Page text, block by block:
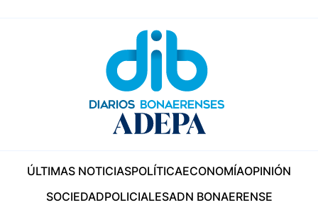
ÚLTIMAS NOTICIASPOLÍTICAECONOMÍAOPINIÓN
SOCIEDADPOLICIALESADN BONAERENSE